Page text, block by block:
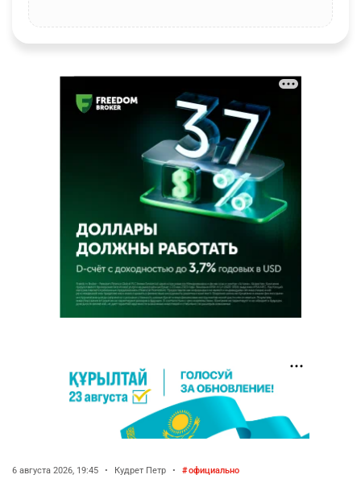
6 августа 2026, 19:45 • Кудрет Петр • официально